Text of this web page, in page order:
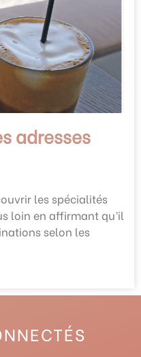
adresses
les spécialités
loin en affirmant qu’il
selon les